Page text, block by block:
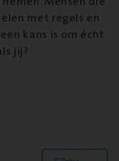
met regels en
kans is om écht
jij?